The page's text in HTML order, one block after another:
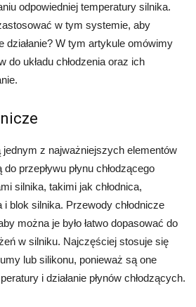
odpowiedniej temperatury silnika.
w tym systemie, aby
działanie? W tym artykule omówimy
do układu chłodzenia oraz ich
jednym z najważniejszych elementów
do przepływu płynu chłodzącego
silnika, takimi jak chłodnica,
blok silnika. Przewody chłodnicze
można je było łatwo dopasować do
w silniku. Najczęściej stosuje się
lub silikonu, ponieważ są one
i działanie płynów chłodzących.